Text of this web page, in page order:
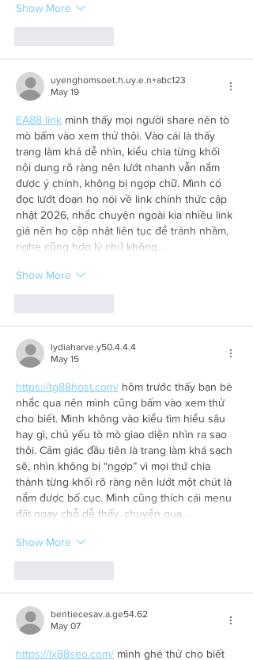
Show More
uyenghomsoet.h.uy.e.n+abc123
May 19
EA88 link mình thấy mọi người share nên tò
mò bấm vào xem thử thôi. Vào cái là thấy
trang làm khá dễ nhìn, kiểu chia từng khối
nội dung rõ ràng nên lướt nhanh vẫn nắm
được ý chính, không bị ngợp chữ. Mình có
đọc lướt đoạn họ nói về link chính thức cập
nhật 2026, nhắc chuyện ngoài kia nhiều link
giả nên họ cập nhật liên tục để tránh nhầm,
nghe cũng hợp lý chứ không…
Show More
lydiaharve.y50.4.4.4
May 15
https://tg88host.com/ hôm trước thấy bạn bè
nhắc qua nên mình cũng bấm vào xem thử
cho biết. Mình không vào kiểu tìm hiểu sâu
hay gì, chủ yếu tò mò giao diện nhìn ra sao
thôi. Cảm giác đầu tiên là trang làm khá sạch
sẽ, nhìn không bị “ngợp” vì mọi thứ chia
thành từng khối rõ ràng nên lướt một chút là
nắm được bố cục. Mình cũng thích cái menu
đặt ngay chỗ dễ thấy, chuyển qua…
Show More
bentiecesav.a.ge54.62
May 07
https://lx88seo.com/ mình ghé thử cho biết